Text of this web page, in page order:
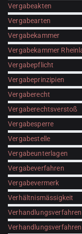
Vergabeakten
Vergabearten
Vergabekammer
Vergabekammer
Vergabepflicht
Vergabeprinzipien
Vergaberecht
Vergaberechtsverstoß
Vergabesperre
Vergabestelle
Vergabeunterlagen
Vergabeverfahren
Vergabevermerk
Verhältnismässigkeit
Verhandlungsverfahren